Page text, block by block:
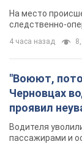
протокол.
На место
следственно-
4 часа назад
"Воюют,
Черновцах
проявил
военным и
Видео
Водителя
пассажирами и